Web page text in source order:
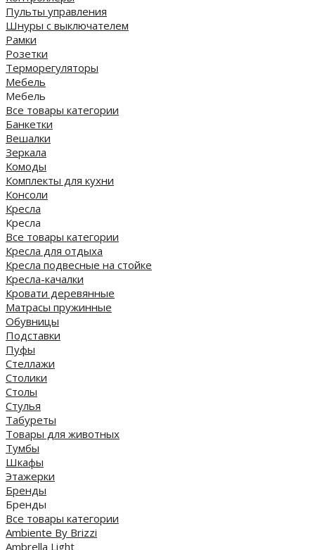
Пульты управления
Шнуры с выключателем
Рамки
Розетки
Терморегуляторы
Мебель
Мебель
Все товары категории
Банкетки
Вешалки
Зеркала
Комоды
Комплекты для кухни
Консоли
Кресла
Кресла
Все товары категории
Кресла для отдыха
Кресла подвесные на стойке
Кресла-качалки
Кровати деревянные
Матрасы пружинные
Обувницы
Подставки
Пуфы
Стеллажи
Столики
Столы
Стулья
Табуреты
Товары для животных
Тумбы
Шкафы
Этажерки
Бренды
Бренды
Все товары категории
Ambiente By Brizzi
Ambrella Light